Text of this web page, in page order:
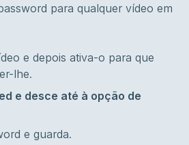
para qualquer vídeo em
e depois ativa-o para que
lhe.
e desce até à opção de
e guarda.